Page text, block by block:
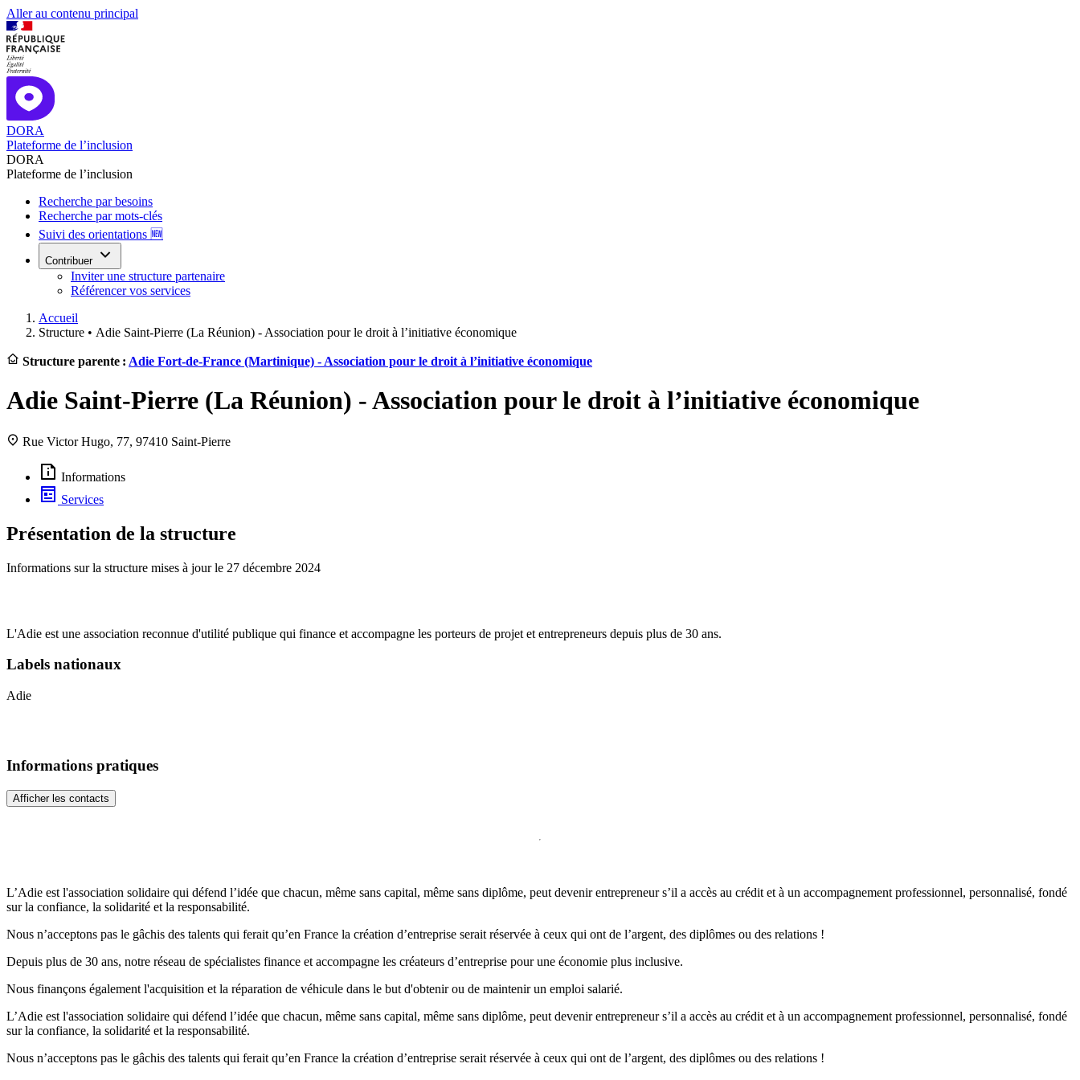
Aller au contenu principal
DORA
Plateforme de l’inclusion
DORA
Plateforme de l’inclusion
Recherche par besoins
Recherche par mots-clés
Suivi des orientations 🆕
Contribuer
Inviter une structure partenaire
Référencer vos services
Accueil
Structure • Adie Saint-Pierre (La Réunion) - Association pour le droit à l’initiative économique
Structure parente : Adie Fort-de-France (Martinique) - Association pour le droit à l’initiative économique
Adie Saint-Pierre (La Réunion) - Association pour le droit à l’initiative économique
Rue Victor Hugo, 77, 97410 Saint-Pierre
Informations
Services
Présentation de la structure
Informations sur la structure mises à jour le 27 décembre 2024
L'Adie est une association reconnue d'utilité publique qui finance et accompagne les porteurs de projet et entrepreneurs depuis plus de 30 ans.
Labels nationaux
Adie
L’Adie est l'association solidaire qui défend l’idée que chacun, même sans capital, même sans diplôme, peut devenir entrepreneur s’il a accès au crédit et à un accompagnement professionnel, personnalisé, fondé
sur la confiance, la solidarité et la responsabilité.
Nous n’acceptons pas le gâchis des talents qui ferait qu’en France la création d’entreprise serait réservée à ceux qui ont de l’argent, des diplômes ou des relations !
Depuis plus de 30 ans, notre réseau de spécialistes finance et accompagne les créateurs d’entreprise pour une économie plus inclusive.
Nous finançons également l'acquisition et la réparation de véhicule dans le but d'obtenir ou de maintenir un emploi salarié.
L’Adie est l'association solidaire qui défend l’idée que chacun, même sans capital, même sans diplôme, peut devenir entrepreneur s’il a accès au crédit et à un accompagnement professionnel, personnalisé, fondé
sur la confiance, la solidarité et la responsabilité.
Nous n’acceptons pas le gâchis des talents qui ferait qu’en France la création d’entreprise serait réservée à ceux qui ont de l’argent, des diplômes ou des relations !
Informations pratiques
Afficher les contacts